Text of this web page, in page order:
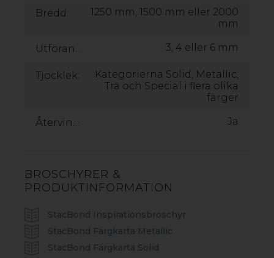
Bredd:
1250 mm, 1500 mm eller 2000
mm
3, 4 eller 6 mm
Tjocklek:
Kategorierna Solid, Metallic,
Trä och Special i flera olika
färger
Ja
BROSCHYRER &
PRODUKTINFORMATION
StacBond Inspirationsbroschyr
StacBond Färgkarta Metallic
StacBond Färgkarta Solid
DILITE
Sandwichskiva med ytterskikt av 0,2 mm aluminium
och kärna av polyeten. Perfekt för plana print och